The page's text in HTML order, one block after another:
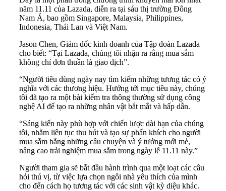
năm 11.11 của Lazada, diễn ra tại sáu thị trường Đông
Nam Á, bao gồm Singapore, Malaysia, Philippines,
Indonesia, Thái Lan và Việt Nam.
Jason Chen, Giám đốc kinh doanh của Tập đoàn Lazada
cho biết: “Tại Lazada, chúng tôi nhận ra rằng mua sắm
không chỉ đơn thuần là giao dịch”.
“Người tiêu dùng ngày nay tìm kiếm những tương tác có ý
nghĩa với các thương hiệu. Hướng tới mục tiêu này, chúng
tôi đã tạo ra một bài kiểm tra thông thường sử dụng công
nghệ AI để tạo ra những nhân vật bắt mắt và hấp dẫn.
“Sáng kiến ​​này phù hợp với chiến lược dài hạn của chúng
tôi, nhằm liên tục thu hút và tạo sự phấn khích cho người
mua sắm bằng những câu chuyện và ý tưởng mới mẻ,
nâng cao trải nghiệm mua sắm trong ngày lễ 11.11 này.”
Người tham gia sẽ bắt đầu hành trình qua một loạt các câu
hỏi thú vị, từ việc lựa chọn ngôi nhà yêu thích của mình
cho đến cách họ tương tác với các sinh vật kỳ diệu khác.